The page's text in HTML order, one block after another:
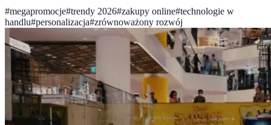
#megapromocje#trendy 2026#zakupy online#technologie w
handlu#personalizacja#zrównoważony rozwój